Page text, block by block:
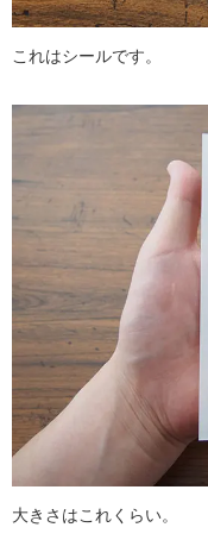
これはシールです。
大きさはこれくらい。